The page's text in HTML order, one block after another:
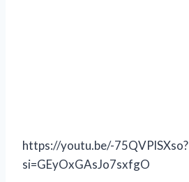
https://youtu.be/-75QVPlSXso?
si=GEyOxGAsJo7sxfgO